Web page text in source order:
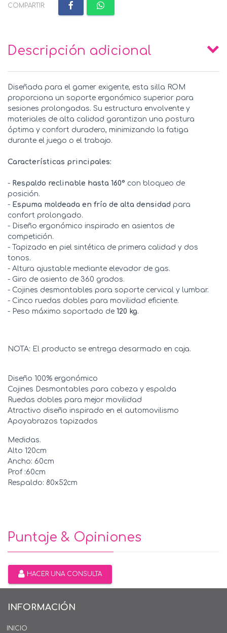
COMPARTIR:
Descripción adicional
Diseñada para el gamer exigente, esta silla ROM
proporciona un soporte ergonómico superior para
sesiones prolongadas. Su estructura envolvente y
materiales de alta calidad garantizan una postura
óptima y confort duradero, minimizando la fatiga
durante el juego o el trabajo.
Características principales:
- Respaldo reclinable hasta 160° con bloqueo de
posición.
- Espuma moldeada en frío de alta densidad para
confort prolongado.
- Diseño ergonómico inspirado en asientos de
competición.
- Tapizado en piel sintética de primera calidad y dos
tonos.
- Altura ajustable mediante elevador de gas.
- Giro de asiento de 360 grados.
- Cojines desmontables para soporte cervical y lumbar.
- Cinco ruedas dobles para movilidad eficiente.
- Peso máximo soportado de 120 kg.
NOTA: El producto se entrega desarmado en caja.
Diseño 100% ergonómico
Cojines Desmontables para cabeza y espalda
Ruedas dobles para mejor movilidad
Atractivo diseño inspirado en el automovilismo
Apoyabrazos tapizados
Medidas.
Alto 120cm
Ancho: 60cm
Prof :60cm
Respaldo: 80x52cm
Puntaje & Opiniones
HACER UNA CONSULTA
INFORMACIÓN
INICIO